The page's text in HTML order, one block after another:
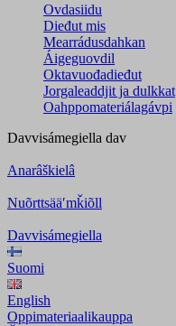
Ovdasiidu
Dieđut mis
Mearrádusdahkan
Áigeguovdil
Oktavuođadieđut
Jorgaleaddjit ja dulkkat
Oahppomateriálagávpi
Davvisámegiella dav
Anarâškielâ
Nuõrttsääʹmǩiõll
Davvisámegiella
Suomi
English
Oppimateriaalikauppa